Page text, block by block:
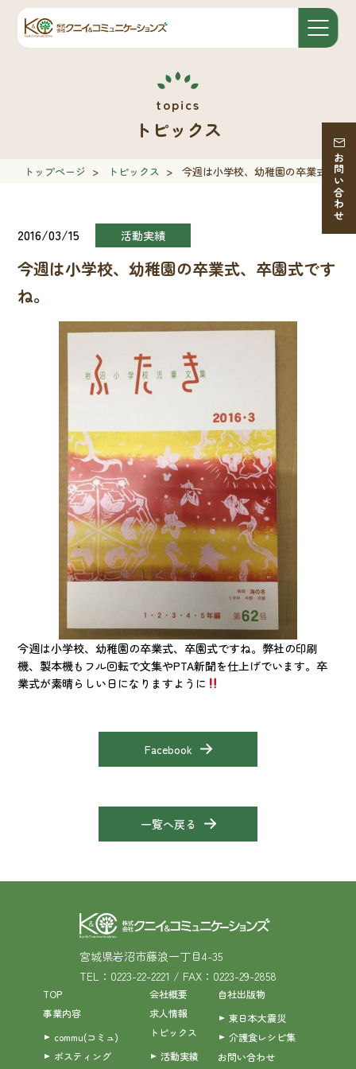
お問い合わせ
トピックス
トップページ > トピックス > 今週は小学校、幼稚園の卒業式、卒
2016/03/15 活動実績
今週は小学校、幼稚園の卒業式、卒園式です
ね。
今週は小学校、幼稚園の卒業式、卒園式ですね。弊社の印刷
機、製本機もフル回転で文集やPTA新聞を仕上げでいます。卒
業式が素晴らしい日になりますように
Facebook
一覧へ戻る
宮城県岩沼市藤浪一丁目4-35
TEL：0223-22-2221 / FAX：0223-29-2858
TOP
事業内容
commu(コミュ)
ポスティング
会社概要
求人情報
トピックス
活動実績
自社出版物
東日本大震災
介護食レシピ集
お問い合わせ